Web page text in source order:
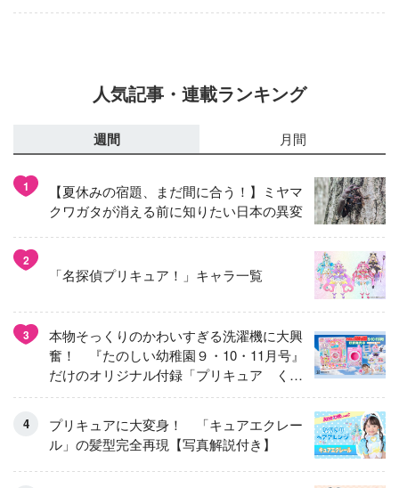
人気記事・連載ランキング
週間 月間
1
【夏休みの宿題、まだ間に合う！】ミヤマ
クワガタが消える前に知りたい日本の異変
2
「名探偵プリキュア！」キャラ一覧
3
本物そっくりのかわいすぎる洗濯機に大興
奮！ 『たのしい幼稚園９・10・11月号』
だけのオリジナル付録「プリキュア くる
くるせんたくき」
プリキュアに大変身！ 「キュアエクレー
ル」の髪型完全再現【写真解説付き】